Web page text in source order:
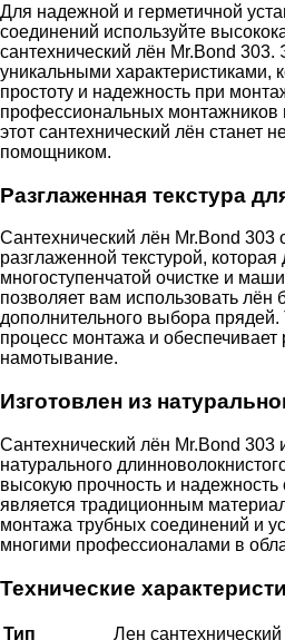
Для надежной и герметичной
соединений используйте
сантехнический лён Mr.Bond 303.
уникальными характеристиками,
простоту и надежность при
профессиональных монтажников
этот сантехнический лён станет
помощником.
Разглаженная текстура
Сантехнический лён Mr.Bond 303
разглаженной текстурой, которая
многоступенчатой очистке и
позволяет вам использовать лён
дополнительного выбора
процесс монтажа и
намотывание.
Изготовлен из
Сантехнический лён Mr.Bond 303
натурального
высокую прочность и
является традиционным
монтажа трубных соединений и
многими профессионалами в
Технические
Тип
Лен сантехнический